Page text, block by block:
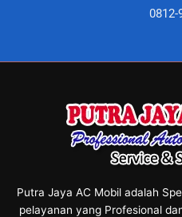
0812-
Putra Jaya AC Mobil adalah
pelayanan yang Profesional